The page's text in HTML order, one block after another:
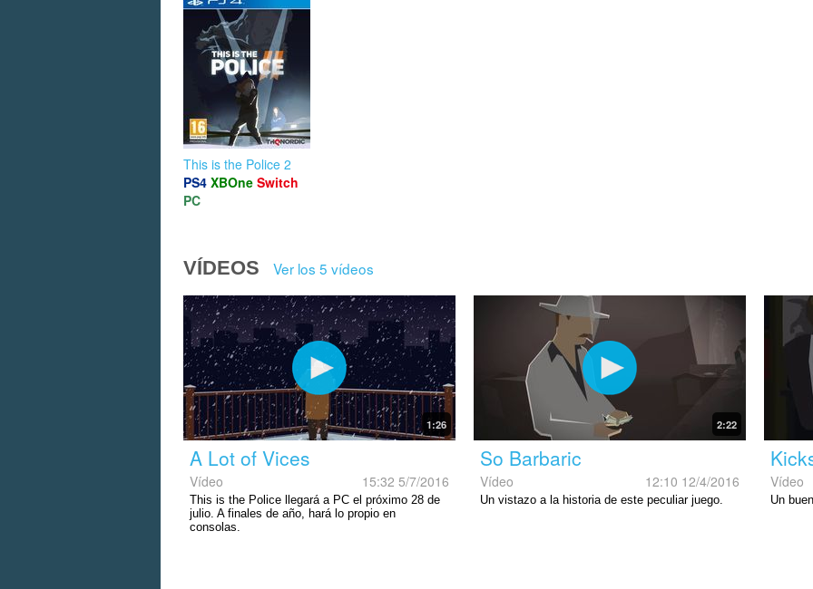
This is the Police 2
PS4 XBOne Switch
PC
VÍDEOS Ver los 5 vídeos
1:26
A Lot of Vices
Vídeo 15:32 5/7/2016
This is the Police llegará a PC el próximo 28 de
julio. A finales de año, hará lo propio en
consolas.
2:22
So Barbaric
Vídeo 12:10 12/4/2016
Un vistazo a la historia de este peculiar juego.
Vídeo
Un